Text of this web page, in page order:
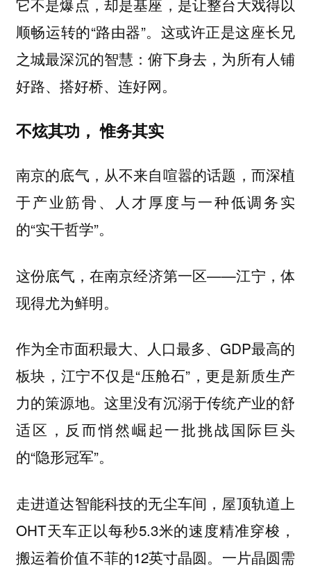
顺畅运转的“路由器”。这或许正是这座长兄
之城最深沉的智慧：俯下身去，为所有人铺
好路、搭好桥、连好网。
不炫其功， 惟务其实
南京的底气，从不来自喧嚣的话题，而深植
于产业筋骨、人才厚度与一种低调务实
的“实干哲学”。
这份底气，在南京经济第一区——江宁，体
现得尤为鲜明。
作为全市面积最大、人口最多、GDP最高的
板块，江宁不仅是“压舱石”，更是新质生产
力的策源地。这里没有沉溺于传统产业的舒
适区，反而悄然崛起一批挑战国际巨头
的“隐形冠军”。
走进道达智能科技的无尘车间，屋顶轨道上
OHT天车正以每秒5.3米的速度精准穿梭，
搬运着价值不菲的12英寸晶圆。一片晶圆需